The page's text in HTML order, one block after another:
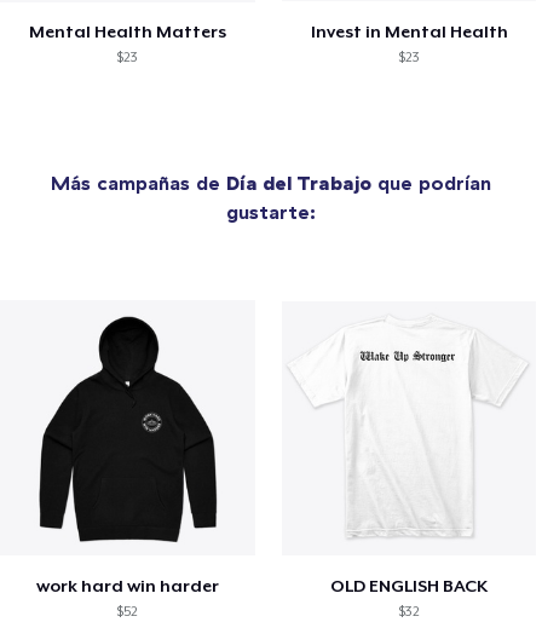
Mental Health Matters
$23
Invest in Mental Health
$23
Más campañas de Día del Trabajo que podrían
gustarte:
work hard win harder
$52
OLD ENGLISH BACK
$32